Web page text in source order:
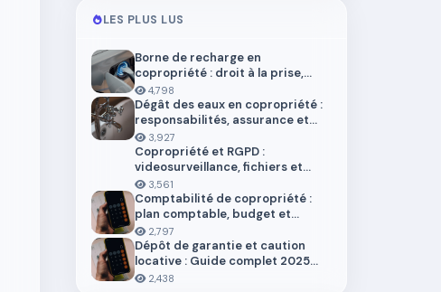
LES PLUS LUS
Borne de recharge en
copropriété : droit à la prise,
installation et aides en 2026
4,798
Dégât des eaux en copropriété :
responsabilités, assurance et
démarches
3,927
Copropriété et RGPD :
videosurveillance, fichiers et
donnees personnelles
3,561
Comptabilité de copropriété :
plan comptable, budget et
trésorerie 2026
2,797
Dépôt de garantie et caution
locative : Guide complet 2025
pour locataires et propriétaires
2,438